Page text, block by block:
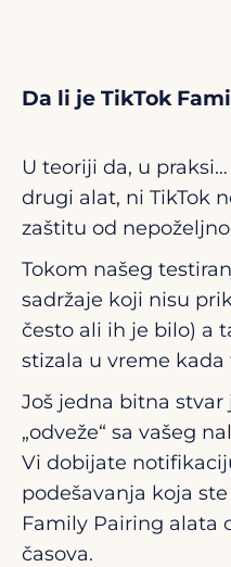
Da li je TikTok
U teoriji da, u
drugi alat, ni TikTok
zaštitu od
Tokom našeg
sadržaje koji nisu
često ali ih je bilo) a
stizala u vreme kada
Još jedna bitna stvar
„odveže“ sa vašeg
Vi dobijate
podešavanja koja
Family Pairing alata
časova.